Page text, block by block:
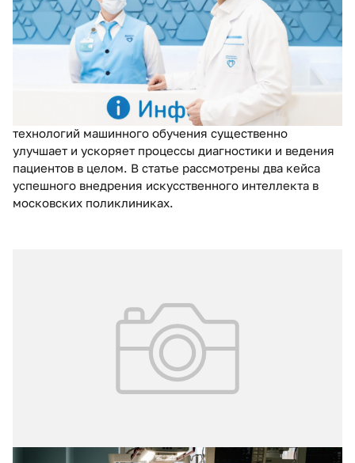
кейсы
Внедрение искусственного интеллекта в поликлиниках
Москвы стало переломным моментом на пути перехода
к более технологически продвинутой модели
медицинского обслуживания. Анализ медицинских
данных с использованием современных алгоритмов и
технологий машинного обучения существенно
улучшает и ускоряет процессы диагностики и ведения
пациентов в целом. В статье рассмотрены два кейса
успешного внедрения искусственного интеллекта в
московских поликлиниках.